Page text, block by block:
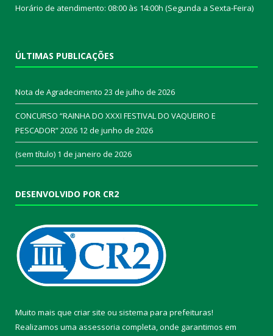
Horário de atendimento: 08:00 às 14:00h (Segunda a Sexta-Feira)
ÚLTIMAS PUBLICAÇÕES
Nota de Agradecimento 23 de julho de 2026
CONCURSO “RAINHA DO XXXI FESTIVAL DO VAQUEIRO E
PESCADOR” 2026 12 de junho de 2026
(sem título) 1 de janeiro de 2026
DESENVOLVIDO POR CR2
Muito mais que criar site ou sistema para prefeituras!
Realizamos uma assessoria completa, onde garantimos em